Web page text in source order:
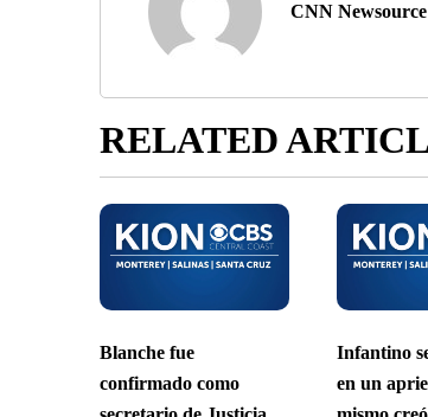
CNN Newsource
RELATED
Blanche fue
confirmado como
Infantino
en un